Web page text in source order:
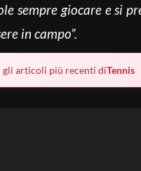
sempre giocare e si
in campo”.
gli articoli più recenti diTennis